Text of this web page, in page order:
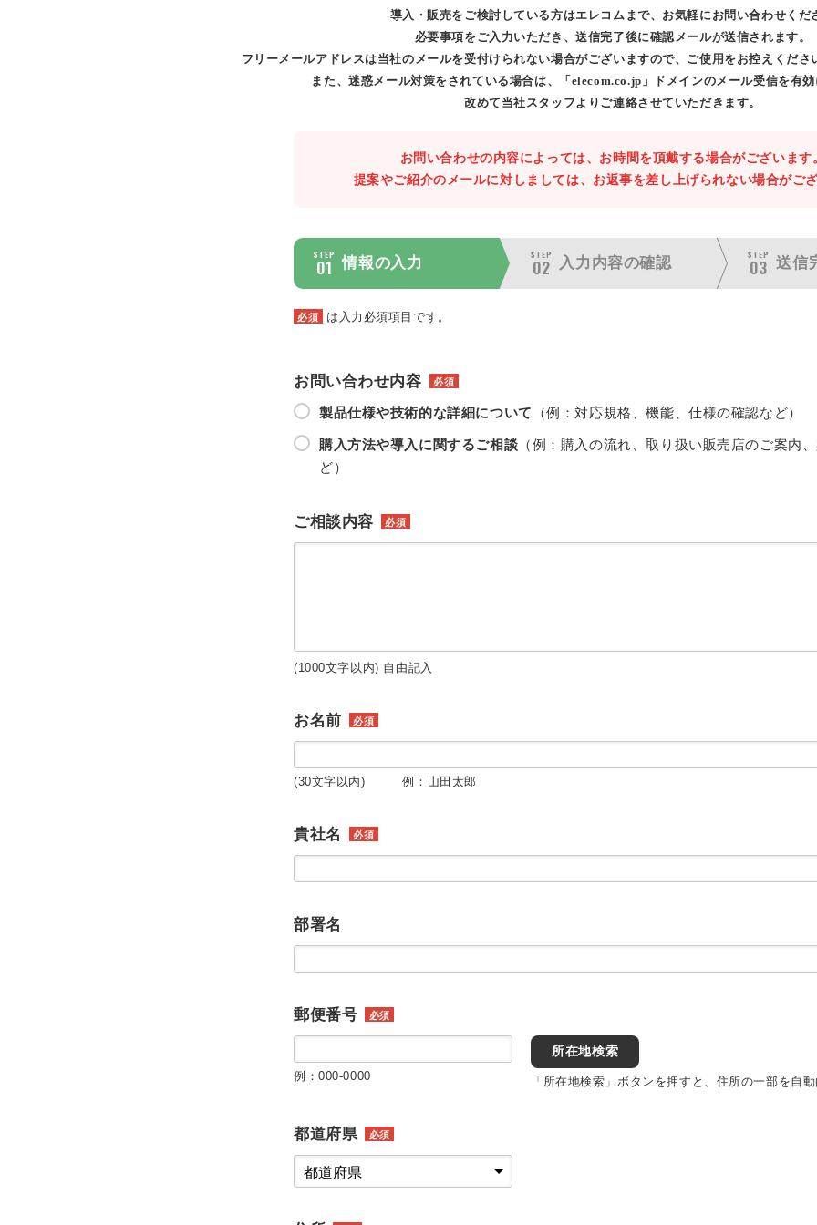
導入・販売をご検討している方はエレコムまで、お気軽にお問い合わせくだ
必要事項をご入力いただき、送信完了後に確認メールが送信されます。
フリーメールアドレスは当社のメールを受付けられない場合がございますので、ご使用をお控えくださ
また、迷惑メール対策をされている場合は、「elecom.co.jp」ドメインのメール受信を有効
改めて当社スタッフよりご連絡させていただきます。
お問い合わせの内容によっては、お時間を頂戴する場合がございます
提案やご紹介のメールに対しましては、お返事を差し上げられない場合がござ
STEP
01 情報の入力
STEP
02 入力内容の確認
STEP
03 送信
必須 は入力必須項目です。
お問い合わせ内容 必須
製品仕様や技術的な詳細について （例：対応規格、機能、仕様の確認など）
購入方法や導入に関するご相談 （例：購入の流れ、取り扱い販売店のご案内
ど）
ご相談内容 必須
(1000文字以内) 自由記入
お名前 必須
(30文字以内) 例：山田太郎
貴社名 必須
部署名
郵便番号 必須
例：000-0000
所在地検索
「所在地検索」ボタンを押すと、住所の一部を自動
都道府県 必須